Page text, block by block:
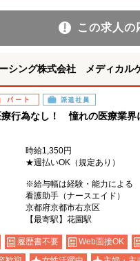
この求人の
シング株式会社 メディカル
ト 派遣社員
行為なし！ 憧れの医療業界
時給1,350円
★週払いOK（規定あり）
※給与幅は経験・能力による
看護助手（ナースエイド）
京都府京都市右京区
【最寄駅】花園駅
履歴書不要 Web面接OK